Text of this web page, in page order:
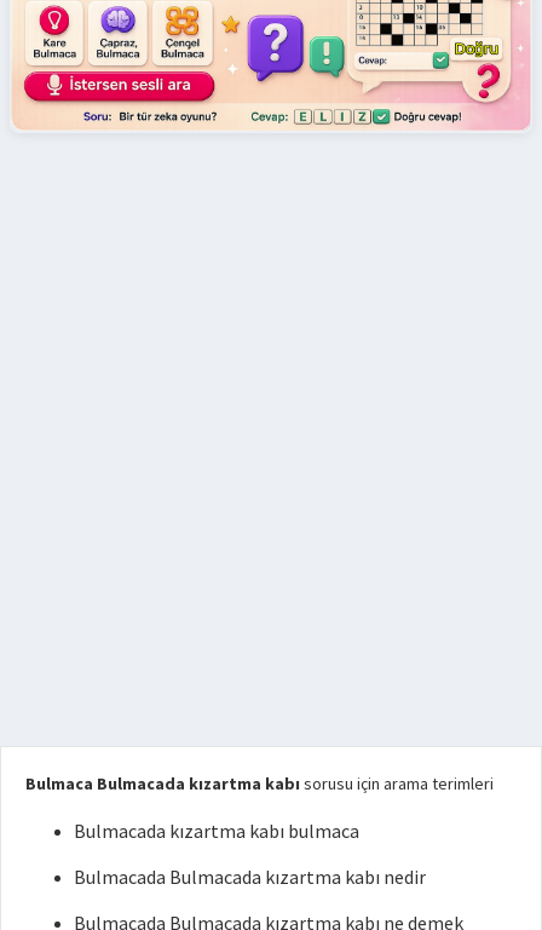
Bulmaca Bulmacada kızartma kabı sorusu için arama terimleri
Bulmacada kızartma kabı bulmaca
Bulmacada Bulmacada kızartma kabı nedir
Bulmacada Bulmacada kızartma kabı ne demek